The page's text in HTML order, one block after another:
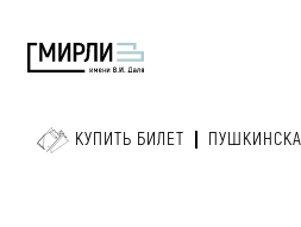
КУПИТЬ БИЛЕТ